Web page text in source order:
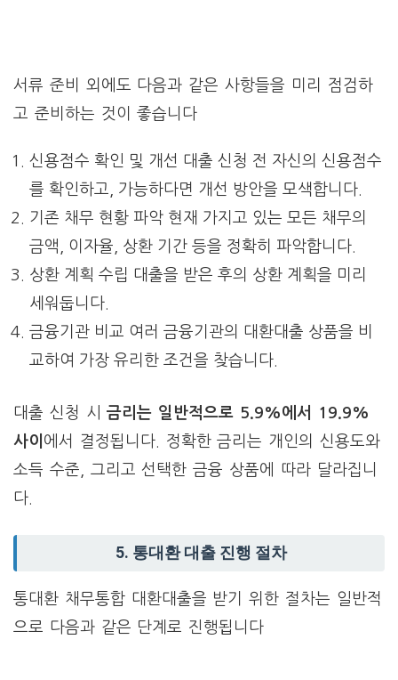
서류 준비 외에도 다음과 같은 사항들을 미리 점검하
고 준비하는 것이 좋습니다
신용점수 확인 및 개선 대출 신청 전 자신의 신용점수
를 확인하고, 가능하다면 개선 방안을 모색합니다.
기존 채무 현황 파악 현재 가지고 있는 모든 채무의
금액, 이자율, 상환 기간 등을 정확히 파악합니다.
상환 계획 수립 대출을 받은 후의 상환 계획을 미리
세워둡니다.
금융기관 비교 여러 금융기관의 대환대출 상품을 비
교하여 가장 유리한 조건을 찾습니다.
대출 신청 시금리는 일반적으로 5.9%에서 19.9%
사이 에서 결정됩니다. 정확한 금리는 개인의 신용도와
소득 수준, 그리고 선택한 금융 상품에 따라 달라집니
다.
5. 통대환 대출 진행 절차
통대환 채무통합 대환대출을 받기 위한 절차는 일반적
으로 다음과 같은 단계로 진행됩니다